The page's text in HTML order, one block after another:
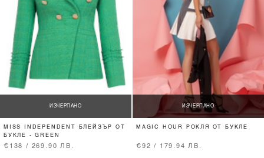
ИЗЧЕРПАНО
MISS INDEPENDENT БЛЕЙЗЪР ОТ
БУКЛЕ - GREEN
€138 / 269.90 ЛВ.
ИЗЧЕРПАНО
MAGIC HOUR РОКЛЯ ОТ БУКЛЕ
€92 / 179.94 ЛВ.